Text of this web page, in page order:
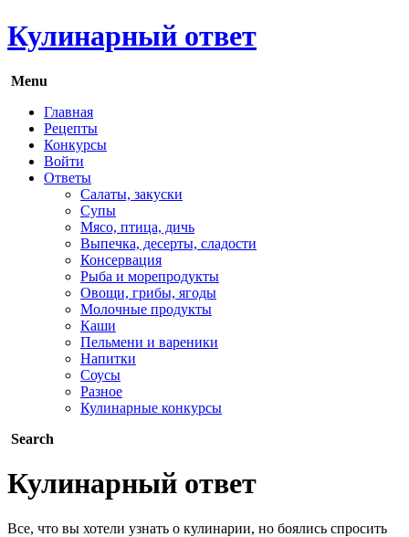
Кулинарный ответ
Menu
Главная
Рецепты
Конкурсы
Войти
Ответы
Салаты, закуски
Супы
Мясо, птица, дичь
Выпечка, десерты, сладости
Консервация
Рыба и морепродукты
Овощи, грибы, ягоды
Молочные продукты
Каши
Пельмени и вареники
Напитки
Соусы
Разное
Кулинарные конкурсы
Search
Кулинарный ответ
Все, что вы хотели узнать о кулинарии, но боялись спросить